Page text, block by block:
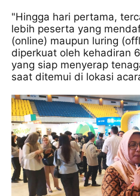
"Hingga hari pertama,
lebih peserta yang
(online) maupun luring
diperkuat oleh kehadiran
yang siap menyerap
saat ditemui di lokasi